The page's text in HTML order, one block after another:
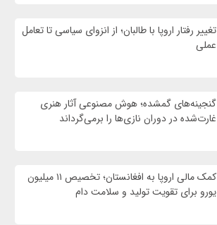
تغییر رفتار اروپا با طالبان؛ از انزوای سیاسی تا تعامل
عملی
گنجینه‌های گمشده؛ هوش مصنوعی آثار هنری
غارت‌شده در دوران نازی‌ها را برمی‌گرداند
کمک مالی اروپا به افغانستان؛ تخصیص ۱۱ میلیون
یورو برای تقویت تولید و سلامت دام